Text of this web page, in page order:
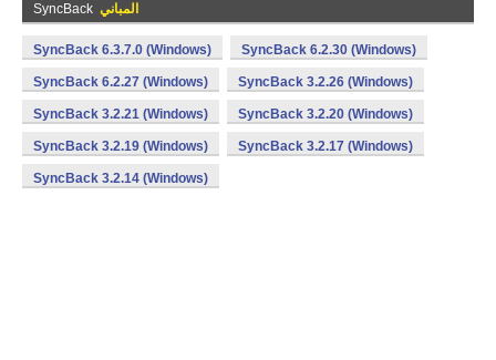
SyncBack المباني
SyncBack 6.3.7.0 (Windows) SyncBack 6.2.30 (Windows)
SyncBack 6.2.27 (Windows) SyncBack 3.2.26 (Windows)
SyncBack 3.2.21 (Windows) SyncBack 3.2.20 (Windows)
SyncBack 3.2.19 (Windows) SyncBack 3.2.17 (Windows)
SyncBack 3.2.14 (Windows)